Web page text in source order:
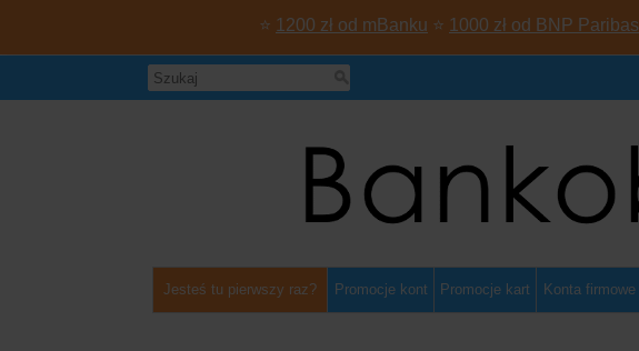
⭐ 1200 zł od mBanku ⭐ 1000 zł od BNP Paribas
Jesteś tu pierwszy raz? Promocje kont Promocje kart Konta firmowe